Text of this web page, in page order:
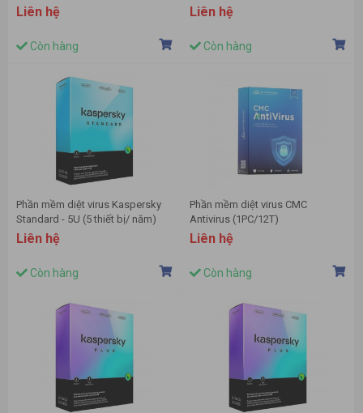
Liên hệ
Còn hàng
Liên hệ
Còn hàng
Phần mềm diệt virus Kaspersky
Standard - 5U (5 thiết bị/ năm)
Liên hệ
Còn hàng
Phần mềm diệt virus CMC
Antivirus (1PC/12T)
Liên hệ
Còn hàng